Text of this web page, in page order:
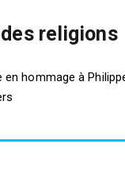
religions
hommage à